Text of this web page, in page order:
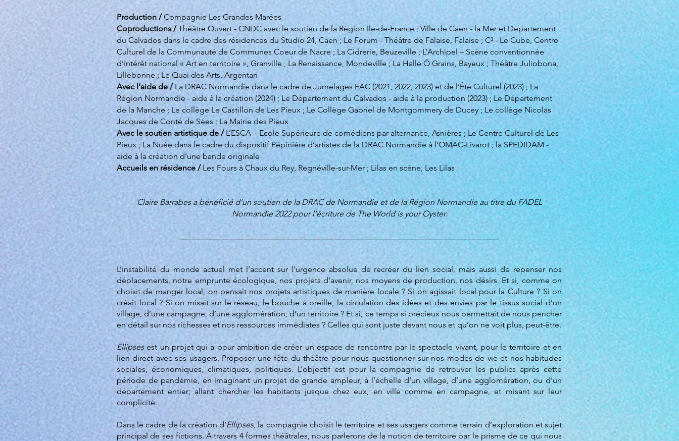
Production /Compagnie Les Grandes Marées
Coproductions /Théâtre Ouvert - CNDC avec le soutien de la Région Ile-de-France ; Ville de Caen - la Mer et Département
du Calvados dans le cadre des résidences du Studio 24, Caen ; Le Forum - Théâtre de Falaise, Falaise ; C³ - Le Cube, Centre
Culturel de la Communauté de Communes Coeur de Nacre ; La Cidrerie, Beuzeville ; L’Archipel – Scène conventionnée
d’intérêt national « Art en territoire », Granville ; La Renaissance, Mondeville ; La Halle Ô Grains, Bayeux ; Théâtre Juliobona,
Lillebonne ; Le Quai des Arts, Argentan
Avec l’aide de / La DRAC Normandie dans le cadre de Jumelages EAC (2021, 2022, 2023) et de l’Été Culturel (2023) ; La
Région Normandie - aide à la création (2024) ; Le Département du Calvados - aide à la production (2023) ; Le Département
de la Manche ; Le collège Le Castillon de Les Pieux ; Le Collège Gabriel de Montgommery de Ducey ; Le collège Nicolas
Jacques de Conté de Sées ; La Mairie des Pieux
Avec le soutien artistique de /L’ESCA – Ecole Supérieure de comédiens par alternance, Asnières ; Le Centre Culturel de Les
Pieux ; La Nuée dans le cadre du dispositif Pépinière d’artistes de la DRAC Normandie à l’OMAC-Livarot ; la SPEDIDAM -
aide à la création d’une bande originale
Accueils en résidence / Les Fours à Chaux du Rey, Regnéville-sur-Mer ; Lilas en scène, Les Lilas
Claire Barrabes a bénéficié d’un soutien de la DRAC de Normandie et de la Région Normandie au titre du FADEL
Normandie 2022 pour l'écriture de The World is your Oyster.
​L’instabilité du monde actuel met l’accent sur l’urgence absolue de recréer du lien social, mais aussi de repenser nos
déplacements, notre emprunte écologique, nos projets d’avenir, nos moyens de production, nos désirs. Et si, comme on
choisit de manger local, on pensait nos projets artistiques de manière locale ? Si on agissait local pour la Culture ? Si on
créait local ? Si on misait sur le réseau, le bouche à oreille, la circulation des idées et des envies par le tissus social d’un
village, d’une campagne, d’une agglomération, d’un territoire ? Et si, ce temps si précieux nous permettait de nous pencher
en détail sur nos richesses et nos ressources immédiates ? Celles qui sont juste devant nous et qu’on ne voit plus, peut-être.
Ellipsesest un projet qui a pour ambition de créer un espace de rencontre par le spectacle vivant, pour le territoire et en
lien direct avec ses usagers. Proposer une fête du théâtre pour nous questionner sur nos modes de vie et nos habitudes
sociales, économiques, climatiques, politiques. L’objectif est pour la compagnie de retrouver les publics après cette
période de pandémie, en imaginant un projet de grande ampleur, à l’échelle d’un village, d’une agglomération, ou d’un
département entier; allant chercher les habitants jusque chez eux, en ville comme en campagne, et misant sur leur
complicité.
Dans le cadre de la création d’Ellipses, la compagnie choisit le territoire et ses usagers comme terrain d’exploration et sujet
principal de ses fictions. À travers 4 formes théâtrales, nous parlerons de la notion de territoire par le prisme de ce qui nous